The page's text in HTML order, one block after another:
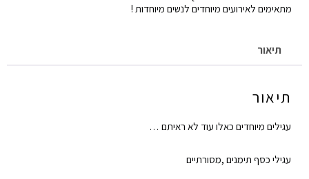
מתאימים לאירועים מיוחדים לנשים מיוחדות !
תיאור
תיאור
עגילים מיוחדים כאלו עוד לא ראיתם …
עגילי כסף תימנים ,מסורתיים